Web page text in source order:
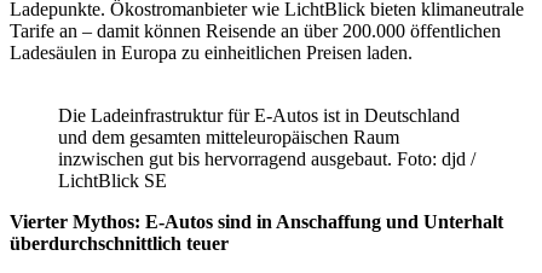
Ladepunkte. Ökostromanbieter wie LichtBlick bieten klimaneutrale
Tarife an – damit können Reisende an über 200.000 öffentlichen
Ladesäulen in Europa zu einheitlichen Preisen laden.
Die Ladeinfrastruktur für E-Autos ist in Deutschland
und dem gesamten mitteleuropäischen Raum
inzwischen gut bis hervorragend ausgebaut. Foto: djd /
LichtBlick SE
Vierter Mythos: E-Autos sind in Anschaffung und Unterhalt
überdurchschnittlich teuer